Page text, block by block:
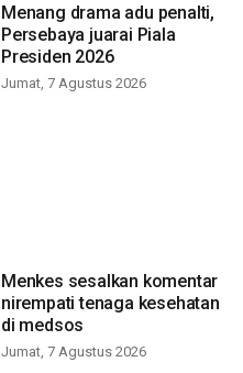
Menang drama adu penalti,
Persebaya juarai Piala
Presiden 2026
Jumat, 7 Agustus 2026
Menkes sesalkan komentar
nirempati tenaga kesehatan
di medsos
Jumat, 7 Agustus 2026